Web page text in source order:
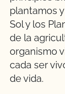
plantamos
Sol y los
de la
organismo
cada ser
de vida.